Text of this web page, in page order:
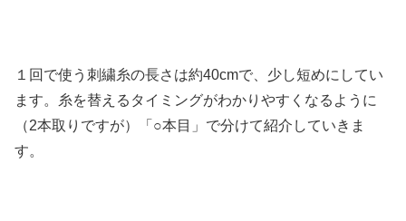
１回で使う刺繍糸の長さは約40cmで、少し短めにしてい
ます。糸を替えるタイミングがわかりやすくなるように
（2本取りですが）「○本目」で分けて紹介していきま
す。